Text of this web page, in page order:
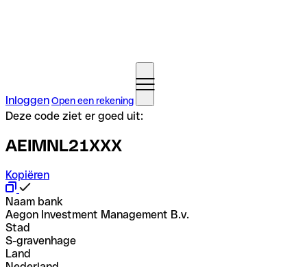
InloggenOpen een rekening
Deze code ziet er goed uit:
AEIMNL21XXX
Kopiëren
Naam bank
Aegon Investment Management B.v.
Stad
S-gravenhage
Land